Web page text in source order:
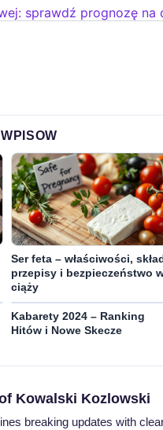
sprawdź prognozę na
Ser feta – właściwości,
przepisy i bezpieczeństwo
ciąży
Kabarety 2024 – Ranking
Hitów i Nowe Skecze
Kowalski Kozlowski
breaking updates with